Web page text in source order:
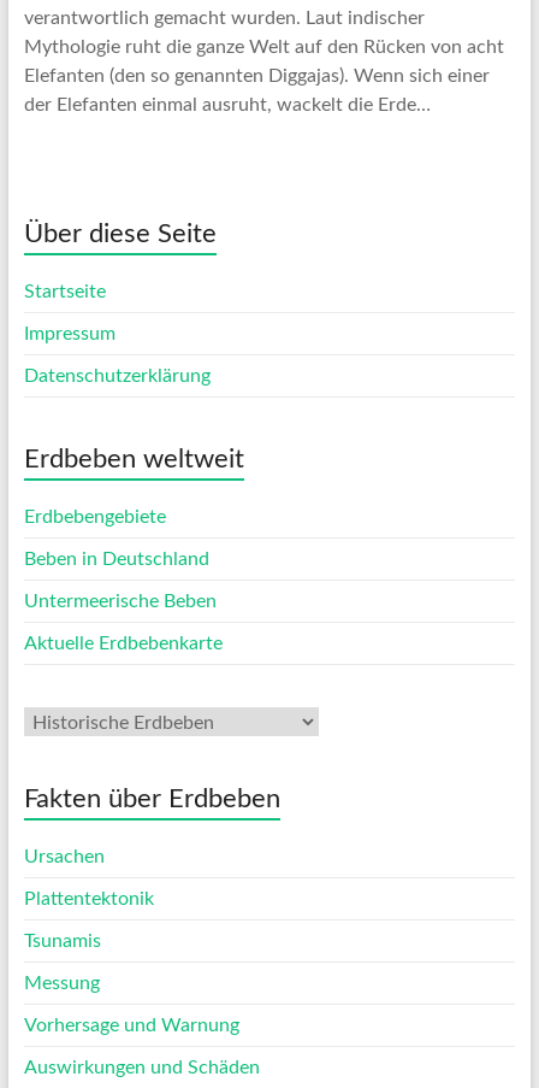
verantwortlich gemacht wurden. Laut indischer
Mythologie ruht die ganze Welt auf den Rücken von acht
Elefanten (den so genannten Diggajas). Wenn sich einer
der Elefanten einmal ausruht, wackelt die Erde…
Über diese Seite
Startseite
Impressum
Datenschutzerklärung
Erdbeben weltweit
Erdbebengebiete
Beben in Deutschland
Untermeerische Beben
Aktuelle Erdbebenkarte
Fakten über Erdbeben
Ursachen
Plattentektonik
Tsunamis
Messung
Vorhersage und Warnung
Auswirkungen und Schäden